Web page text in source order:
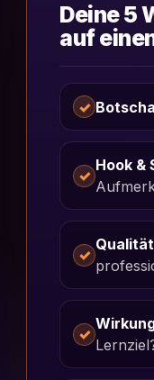
Deine 5
auf
✓
✓
Hook &
✓
✓